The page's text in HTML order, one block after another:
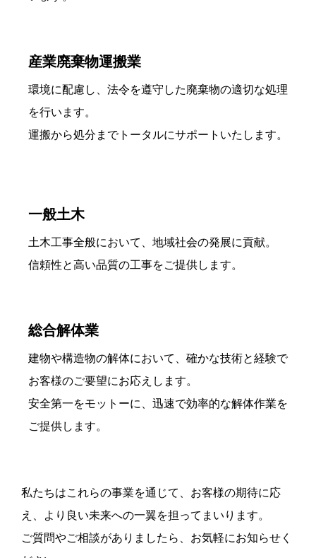
産業廃棄物運搬業
環境に配慮し、法令を遵守した廃棄物の適切な処理
を行います。
運搬から処分までトータルにサポートいたします。
一般土木
土木工事全般において、地域社会の発展に貢献。
信頼性と高い品質の工事をご提供します。
総合解体業
建物や構造物の解体において、確かな技術と経験で
お客様のご要望にお応えします。
安全第一をモットーに、迅速で効率的な解体作業を
ご提供します。
私たちはこれらの事業を通じて、お客様の期待に応
え、より良い未来への一翼を担ってまいります。
ご質問やご相談がありましたら、お気軽にお知らせく